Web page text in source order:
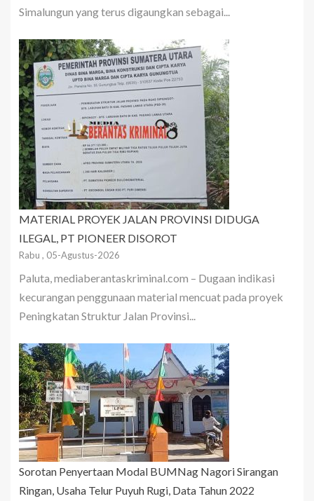
Simalungun yang terus digaungkan sebagai...
MATERIAL PROYEK JALAN PROVINSI DIDUGA
ILEGAL, PT PIONEER DISOROT
Rabu , 05-Agustus-2026
Paluta, mediaberantaskriminal.com – Dugaan indikasi
kecurangan penggunaan material mencuat pada proyek
Peningkatan Struktur Jalan Provinsi...
Sorotan Penyertaan Modal BUMNag Nagori Sirangan
Ringan, Usaha Telur Puyuh Rugi, Data Tahun 2022